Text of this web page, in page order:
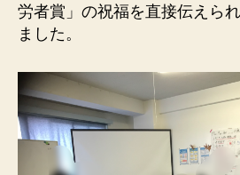
労者賞」の祝福を直接伝えら
ました。